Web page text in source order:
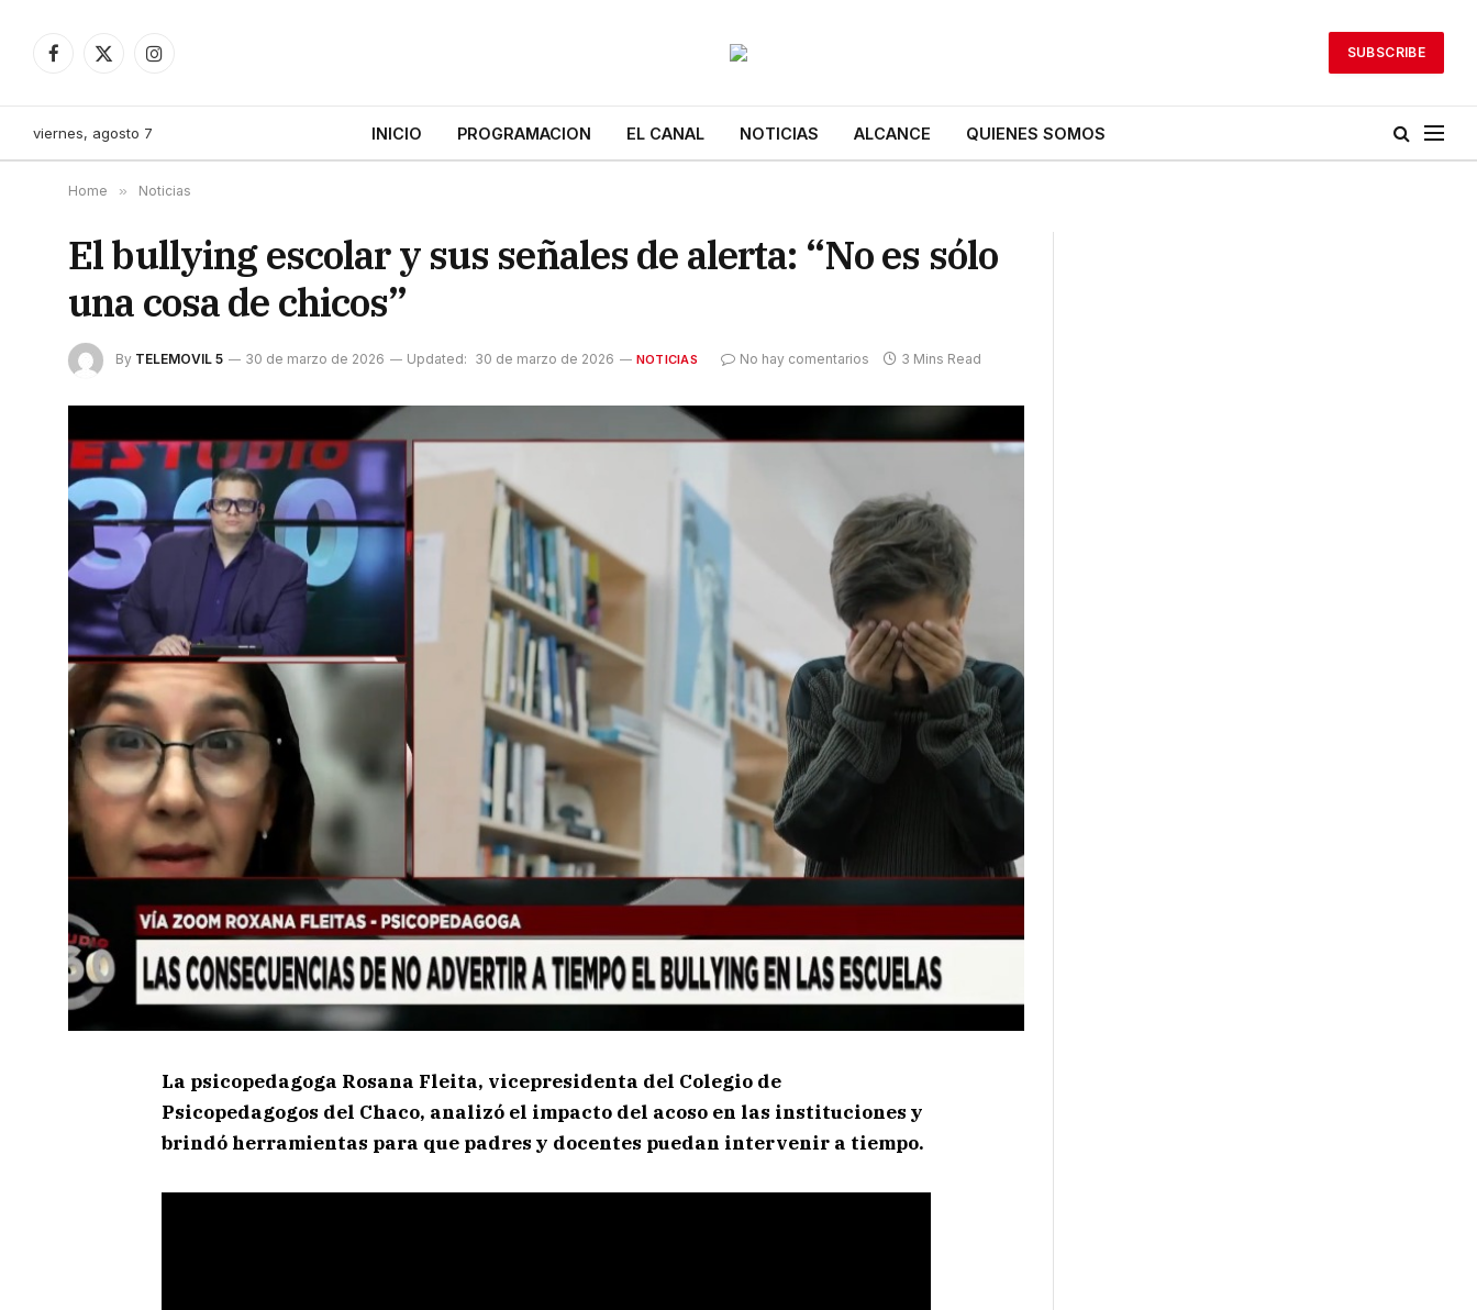
Facebook
X
Instagram
SUBSCRIBE
viernes, agosto 7 INICIO PROGRAMACION EL CANAL NOTICIAS ALCANCE QUIENES SOMOS
Home » Noticias
El bullying escolar y sus señales de alerta: “No es sólo
una cosa de chicos”
By TELEMOVIL 5 30 de marzo de 2026 Updated: 30 de marzo de 2026 NOTICIAS No hay comentarios 3 Mins Read
La psicopedagoga Rosana Fleita, vicepresidenta del Colegio de
Psicopedagogos del Chaco, analizó el impacto del acoso en las instituciones y
brindó herramientas para que padres y docentes puedan intervenir a tiempo.